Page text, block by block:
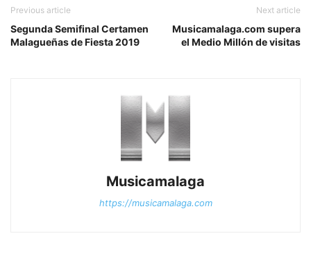
Previous article
Segunda Semifinal Certamen
Malagueñas de Fiesta 2019
Next article
Musicamalaga.com supera
el Medio Millón de visitas
Musicamalaga
https://musicamalaga.com